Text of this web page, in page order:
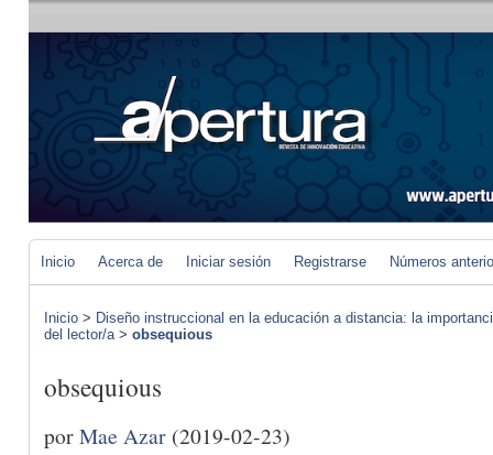
Inicio Acerca de Iniciar sesión Registrarse Números
Inicio > Diseño instruccional en la educación a distancia: la
del lector/a> obsequious
obsequious
porMae Azar (2019-02-23)